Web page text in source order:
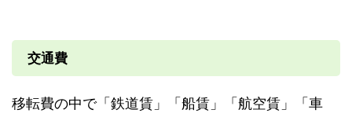
交通費
移転費の中で「鉄道賃」「船賃」「航空賃」「車